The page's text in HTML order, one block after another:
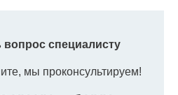
вопрос специалисту
мы проконсультируем!